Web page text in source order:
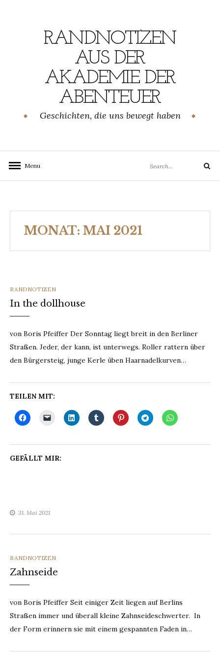
RANDNOTIZEN
AUS DER
AKADEMIE DER
ABENTEUER
Geschichten, die uns bewegt haben
Menu
for:
Search
MONAT: MAI 2021
CATEGORIES
RANDNOTIZEN
In the dollhouse
von Boris Pfeiffer Der Sonntag liegt breit in den Berliner
Straßen. Jeder, der kann, ist unterwegs. Roller rattern über
den Bürgersteig, junge Kerle üben Haarnadelkurven…
TEILEN MIT:
GEFÄLLT MIR:
31. Mai 2021
CATEGORIES
RANDNOTIZEN
Zahnseide
von Boris Pfeiffer Seit einiger Zeit liegen auf Berlins
Straßen immer und überall kleine Zahnseideschwerter. In
der Form erinnern sie mit einem gespannten Faden in…